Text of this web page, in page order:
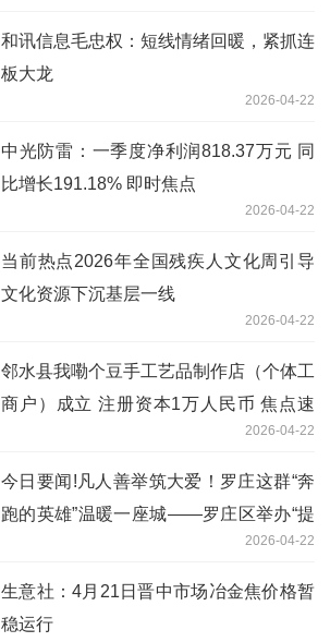
和讯信息毛忠权：短线情绪回暖，紧抓连
板大龙
2026-04-22
中光防雷：一季度净利润818.37万元 同
比增长191.18% 即时焦点
2026-04-22
当前热点2026年全国残疾人文化周引导
文化资源下沉基层一线
2026-04-22
邻水县我嘞个豆手工艺品制作店（个体工
商户）成立 注册资本1万人民币 焦点速
2026-04-22
今日要闻!凡人善举筑大爱！罗庄这群“奔
跑的英雄”温暖一座城——罗庄区举办“提
升应急能力 赋能身边群众”文明实践活动
2026-04-22
生意社：4月21日晋中市场冶金焦价格暂
稳运行